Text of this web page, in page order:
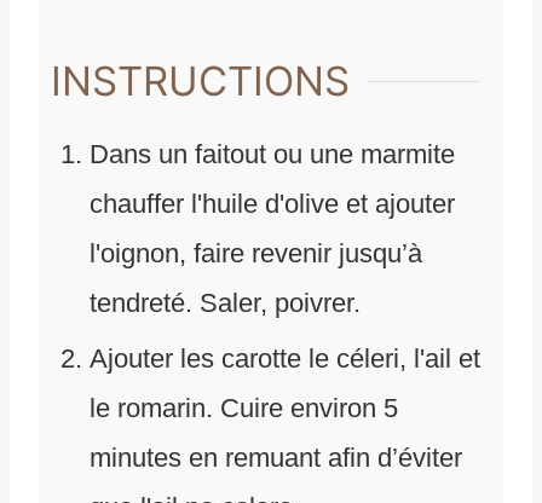
INSTRUCTIONS
Dans un faitout ou une marmite
chauffer l'huile d'olive et ajouter
l'oignon, faire revenir jusqu’à
tendreté. Saler, poivrer.
Ajouter les carotte le céleri, l'ail et
le romarin. Cuire environ 5
minutes en remuant afin d’éviter